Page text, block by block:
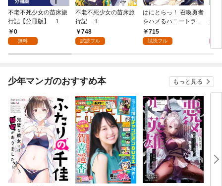
不老不死少女の苗床旅
行記【分冊版】 1
0
無料
不老不死少女の苗床旅
行記 １
748
試読フル
はにとらっ！ 召喚勇者
をハメるハニートラッ
プ包囲網 1
715
試読フル
年9
少年マンガのおすすめ本 もっと見る